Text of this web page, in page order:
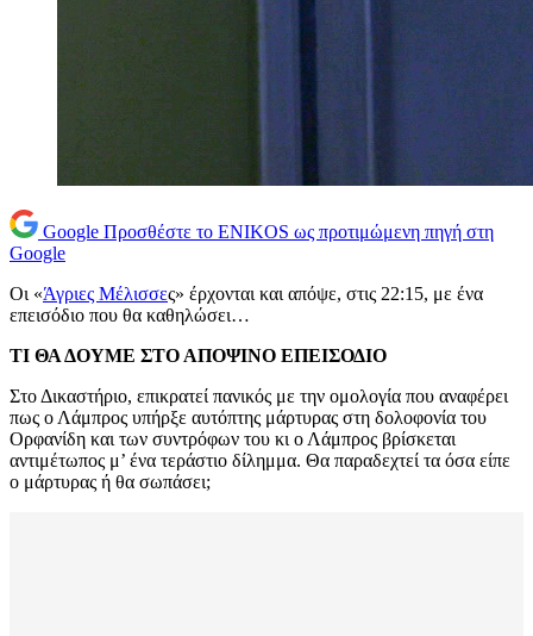
Google Προσθέστε το ENIKOS ως προτιμώμενη πηγή στη
Google
Οι «Άγριες Μέλισσες» έρχονται και απόψε, στις 22:15, με ένα
επεισόδιο που θα καθηλώσει…
ΤΙ ΘΑ ΔΟΥΜΕ ΣΤΟ ΑΠΟΨΙΝΟ ΕΠΕΙΣΟΔΙΟ
Στο Δικαστήριο, επικρατεί πανικός με την ομολογία που αναφέρει
πως ο Λάμπρος υπήρξε αυτόπτης μάρτυρας στη δολοφονία του
Ορφανίδη και των συντρόφων του κι ο Λάμπρος βρίσκεται
αντιμέτωπος μ’ ένα τεράστιο δίλημμα. Θα παραδεχτεί τα όσα είπε
ο μάρτυρας ή θα σωπάσει;